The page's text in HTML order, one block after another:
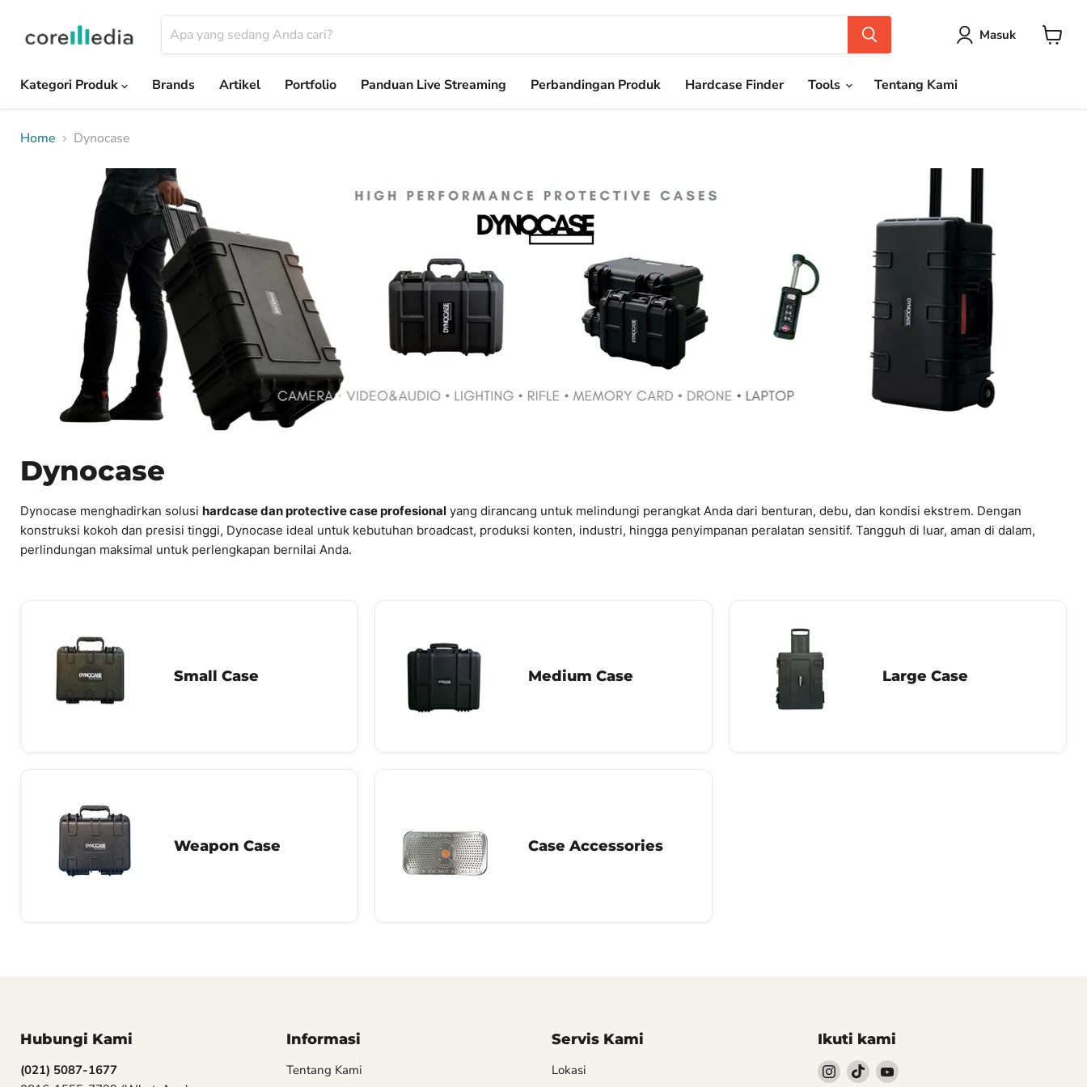
Masuk
Kategori Produk
Brands Artikel Portfolio Panduan Live Streaming Perbandingan Produk Hardcase Finder Tools Tentang Kami
Home Dynocase
Dynocase
Dynocase menghadirkan solusi hardcase dan protective case profesional yang dirancang untuk melindungi perangkat Anda dari benturan, debu, dan kondisi ekstrem. Dengan
konstruksi kokoh dan presisi tinggi, Dynocase ideal untuk kebutuhan broadcast, produksi konten, industri, hingga penyimpanan peralatan sensitif. Tangguh di luar, aman di dalam,
perlindungan maksimal untuk perlengkapan bernilai Anda.
Small Case Medium Case Large Case
Weapon Case Case Accessories
Hubungi Kami
(021) 5087-1677
Informasi
Tentang Kami
Servis Kami
Lokasi
Ikuti kami
FollowFollowFollow